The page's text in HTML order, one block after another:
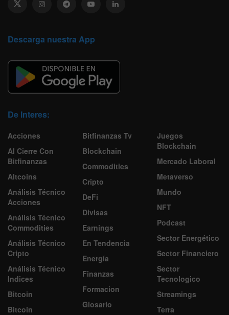
Descarga nuestra App
De Interes:
Acciones
Al Cierre Con
Bitfinanzas
Altcoins
Análisis Técnico
Acciones
Análisis Técnico
Commodities
Análisis Técnico
Cripto
Análisis Técnico
Indices
Bitcoin
Bitcoin
Bitfinanzas Tv
Blockchain
Commodities
Cripto
DeFi
Divisas
Earnings
En Tendencia
Energía
Finanzas
Formacion
Glosario
Juegos
Blockchain
Mercado Laboral
Metaverso
Mundo
NFT
Podcast
Sector Energético
Sector Financiero
Sector
Tecnologico
Streamings
Terra